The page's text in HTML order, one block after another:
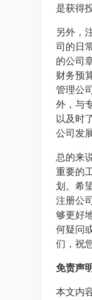
是获得
另外，
司的日
的公司
财务预
管理公
外，与
以及时
公司发
总的来
重要的
划。希
注册公
够更好
何疑问
们，祝
免责声
本文内